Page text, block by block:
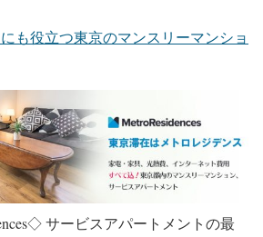
も役立つ東京のマンスリーマンショ
サービスアパートメントの最